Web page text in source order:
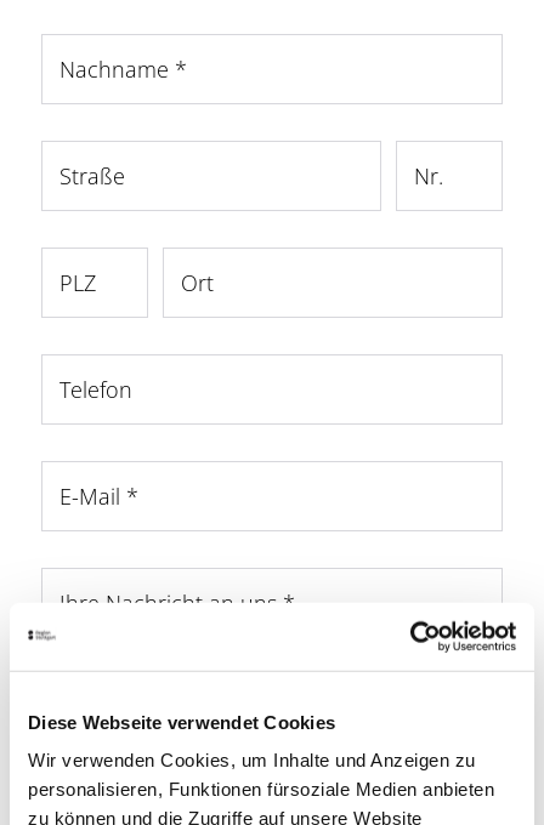
Diese Webseite verwendet Cookies
Wir verwenden Cookies, um Inhalte und Anzeigen zu
personalisieren, Funktionen fürsoziale Medien anbieten
zu können und die Zugriffe auf unsere Website
Nachname *
Straße Nr.
PLZ Ort
Telefon
E-Mail *
Ihre Nachricht an uns *